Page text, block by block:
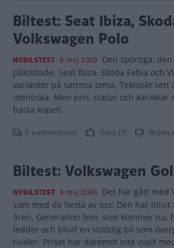
Biltest: Seat Ibiza,
Volkswagen Polo
NYBILSTEST 8 maj 2003 Den sportiga,
påkostade. Seat Ibiza, Skoda Fabia och
varianter på samma tema. Tekniskt sett
identiska. Men pris, status och karaktär
bästa köpet!
0 kommentarer Gasa (7)
Biltest: Volkswagen
NYBILSTEST 8 maj 2003 Det har gått med
som med de flesta av oss: Den har
åren. Generation fem, som kommer nu,
ledder och blivit en stöddig bil som
rivaler. Priset har däremot inte vuxit